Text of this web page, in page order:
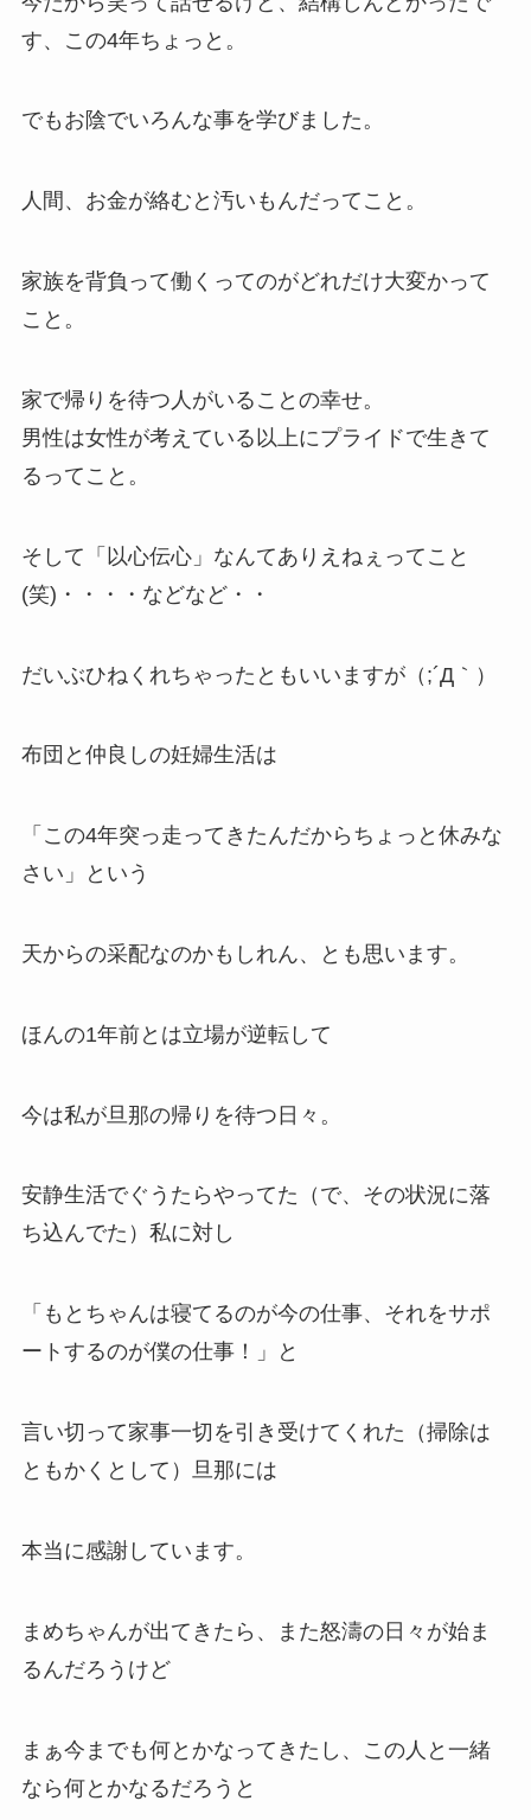
す、この4年ちょっと。
でもお陰でいろんな事を学びました。
人間、お金が絡むと汚いもんだってこと。
家族を背負って働くってのがどれだけ大変かって
こと。
家で帰りを待つ人がいることの幸せ。
男性は女性が考えている以上にプライドで生きて
るってこと。
そして「以心伝心」なんてありえねぇってこと
(笑)・・・・などなど・・
だいぶひねくれちゃったともいいますが（;´Д｀）
布団と仲良しの妊婦生活は
「この4年突っ走ってきたんだからちょっと休みな
さい」という
天からの采配なのかもしれん、とも思います。
ほんの1年前とは立場が逆転して
今は私が旦那の帰りを待つ日々。
安静生活でぐうたらやってた（で、その状況に落
ち込んでた）私に対し
「もとちゃんは寝てるのが今の仕事、それをサポ
ートするのが僕の仕事！」と
言い切って家事一切を引き受けてくれた（掃除は
ともかくとして）旦那には
本当に感謝しています。
まめちゃんが出てきたら、また怒濤の日々が始ま
るんだろうけど
まぁ今までも何とかなってきたし、この人と一緒
なら何とかなるだろうと